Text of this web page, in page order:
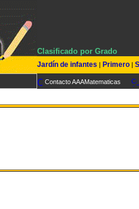
Clasificado por Grado
Jardín de infantes | Primero |
Contacto AAAMatematicas